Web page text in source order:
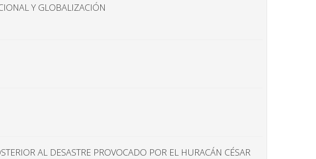
Y GLOBALIZACIÓN
AL DESASTRE PROVOCADO POR EL HURACÁN CÉSAR